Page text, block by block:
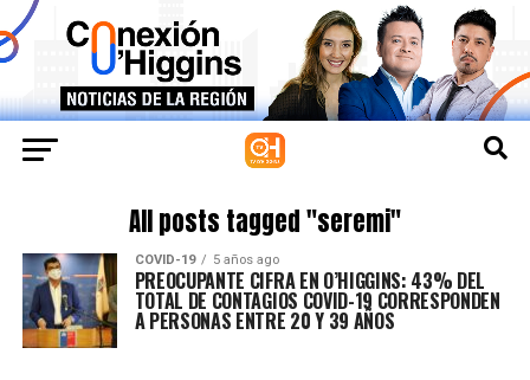
All posts tagged "seremi"
COVID-19 5 años ago
PREOCUPANTE CIFRA EN O’HIGGINS: 43% DEL
TOTAL DE CONTAGIOS COVID-19 CORRESPONDEN
A PERSONAS ENTRE 20 Y 39 AÑOS